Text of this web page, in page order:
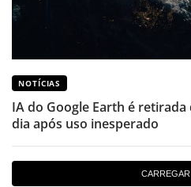
NOTÍCIAS
IA do Google Earth é
dia após uso inesperado